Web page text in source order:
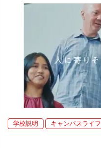
学校説明 キャンパスライフ